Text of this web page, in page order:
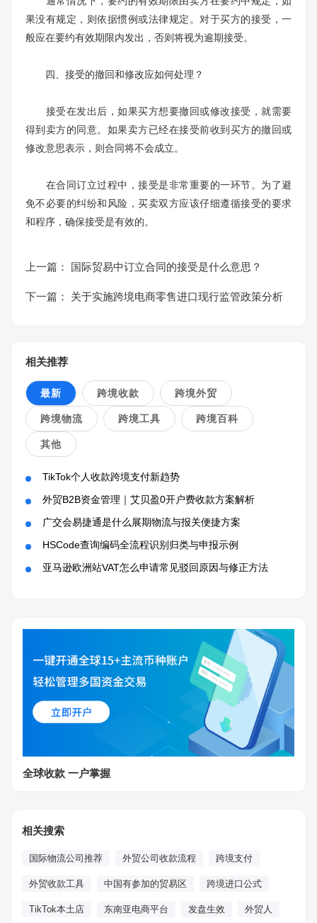
果没有规定，则依据惯例或法律规定。对于买方的接受，一
般应在要约有效期限内发出，否则将视为逾期接受。
四、接受的撤回和修改应如何处理？
接受在发出后，如果买方想要撤回或修改接受，就需要
得到卖方的同意。如果卖方已经在接受前收到买方的撤回或
修改意思表示，则合同将不会成立。
在合同订立过程中，接受是非常重要的一环节。为了避
免不必要的纠纷和风险，买卖双方应该仔细遵循接受的要求
和程序，确保接受是有效的。
上一篇： 国际贸易中订立合同的接受是什么意思？
下一篇： 关于实施跨境电商零售进口现行监管政策分析
相关推荐
最新 跨境收款 跨境外贸
跨境物流 跨境工具 跨境百科
其他
TikTok个人收款跨境支付新趋势
外贸B2B资金管理｜艾贝盈0开户费收款方案解析
广交会易捷通是什么展期物流与报关便捷方案
HSCode查询编码全流程识别归类与申报示例
亚马逊欧洲站VAT怎么申请常见驳回原因与修正方法
全球收款 一户掌握
相关搜索
国际物流公司推荐 外贸公司收款流程 跨境支付
外贸收款工具 中国有参加的贸易区 跨境进口公式
TikTok本土店 东南亚电商平台 发盘生效 外贸人